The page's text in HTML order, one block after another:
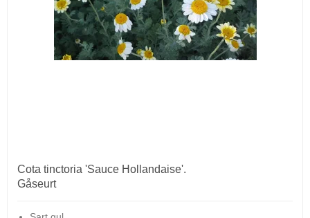
Cota tinctoria 'Sauce Hollandaise'.
Gåseurt